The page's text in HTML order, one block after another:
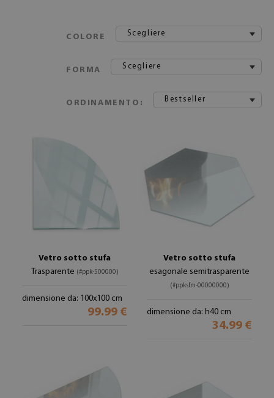
COLORE Scegliere
FORMA Scegliere
ORDINAMENTO: Bestseller
Vetro sotto stufa
Trasparente (#ppk-500000)
dimensione da: 100x100 cm
99.99 €
Vetro sotto stufa
esagonale semitrasparente
(#ppksfm-00000000)
dimensione da: h40 cm
34.99 €